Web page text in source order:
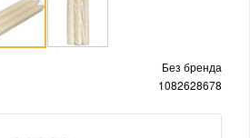
Без бренда
1082628678